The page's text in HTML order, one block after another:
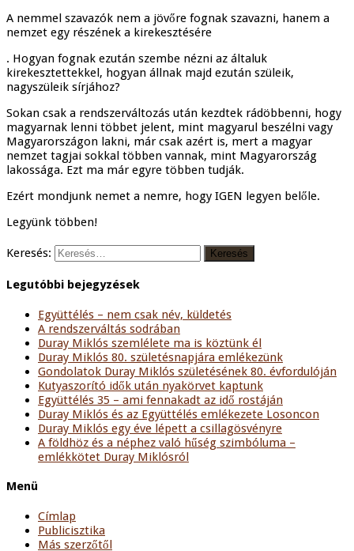
A nemmel szavazók nem a jövőre fognak szavazni, hanem a
nemzet egy részének a kirekesztésére
. Hogyan fognak ezután szembe nézni az általuk
kirekesztettekkel, hogyan állnak majd ezután szüleik,
nagyszüleik sírjához?
Sokan csak a rendszerváltozás után kezdtek rádöbbenni, hogy
magyarnak lenni többet jelent, mint magyarul beszélni vagy
Magyarországon lakni, már csak azért is, mert a magyar
nemzet tagjai sokkal többen vannak, mint Magyarország
lakossága. Ezt ma már egyre többen tudják.
Ezért mondjunk nemet a nemre, hogy IGEN legyen belőle.
Legyünk többen!
Keresés:
Legutóbbi bejegyzések
Együttélés – nem csak név, küldetés
A rendszerváltás sodrában
Duray Miklós szemlélete ma is köztünk él
Duray Miklós 80. születésnapjára emlékezünk
Gondolatok Duray Miklós születésének 80. évfordulóján
Kutyaszorító idők után nyakörvet kaptunk
Együttélés 35 – ami fennakadt az idő rostáján
Duray Miklós és az Együttélés emlékezete Losoncon
Duray Miklós egy éve lépett a csillagösvényre
A földhöz és a néphez való hűség szimbóluma –
emlékkötet Duray Miklósról
Menü
Címlap
Publicisztika
Más szerzőtől